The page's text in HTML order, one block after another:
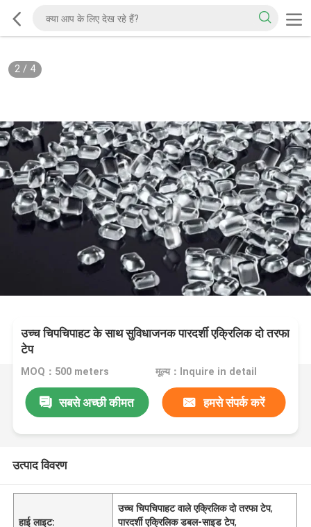
2/ 4
उच्च चिपचिपाहट के साथ सुविधाजनक पारदर्शी एक्रिलिक दो तरफा
टेप
MOQ：500 meters मूल्य：Inquire in detail
सबसे अच्छी कीमत हमसे संपर्क करें
उत्पाद विवरण
हाई लाइट:
उच्च चिपचिपाहट वाले एक्रिलिक दो तरफा टेप,
पारदर्शी एक्रिलिक डबल-साइड टेप,